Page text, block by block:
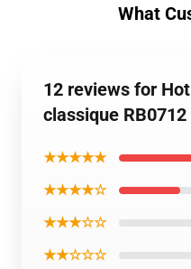
What
12 reviews for
classique RB0712
★★★★★
★★★★☆
★★★☆☆
★★☆☆☆